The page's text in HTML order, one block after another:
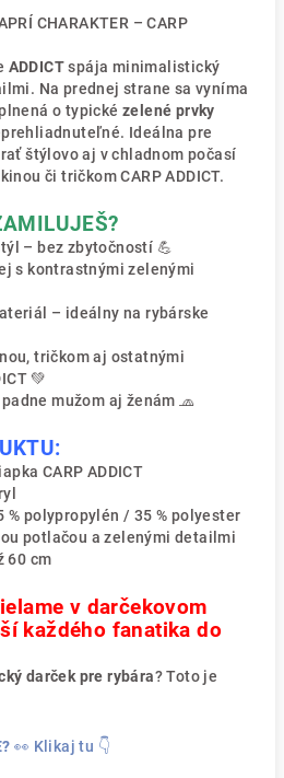
CHARAKTER – CARP
ADDICTspája minimalistický
Na prednej strane sa vyníma
o typické zelené prvky
Ideálna pre
štýlovo aj v chladnom počasí
či tričkom CARP ADDICT.
– bez zbytočností 💪
s kontrastnými zelenými
– ideálny na rybárske
tričkom aj ostatnými
💚
mužom aj ženám 🧢
CARP ADDICT
% polypropylén / 35 % polyester
potlačou a zelenými detailmi
60 cm
v darčekovom
každého fanatika do
darček pre rybára? Toto je
👀 Klikaj tu 👇